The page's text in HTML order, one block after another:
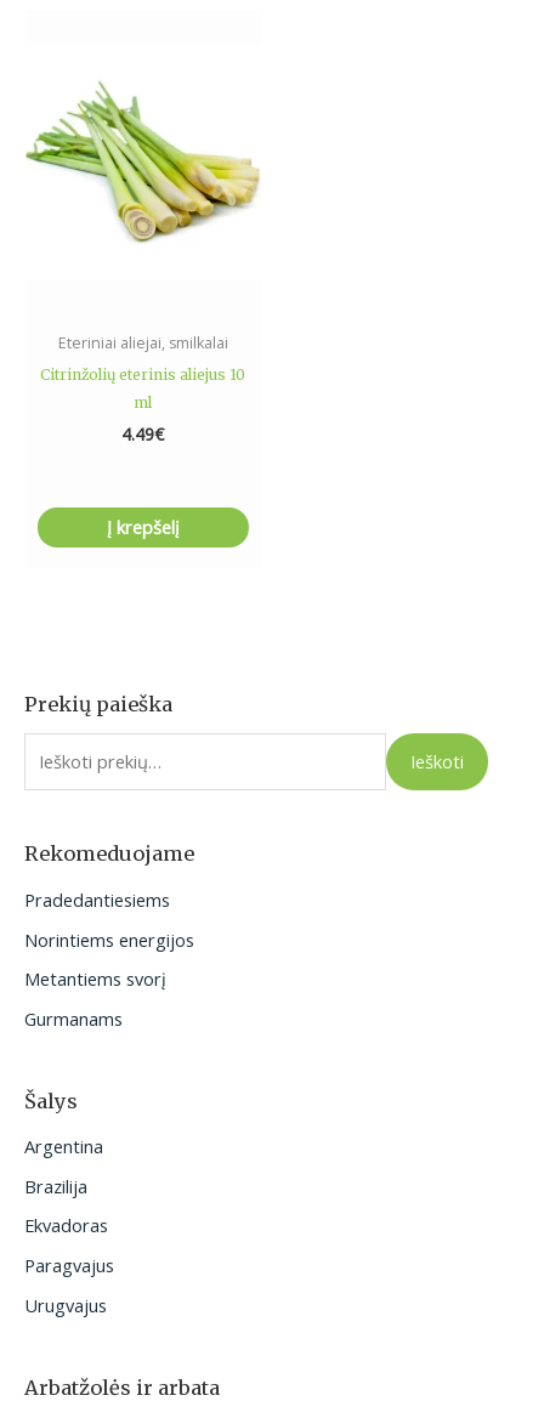
Prekių paieška
I
e
o
:
Ieškoti
Rekomeduojame
Pradedantiesiems
Norintiems energijos
Metantiems svorį
Gurmanams
Šalys
Argentina
Brazilija
Ekvadoras
Paragvajus
Urugvajus
Arbatžolės ir arbata
Eteriniai aliejai, smilkalai
Citrinžolių eterinis aliejus 10
ml
4.49€
Į krepšelį